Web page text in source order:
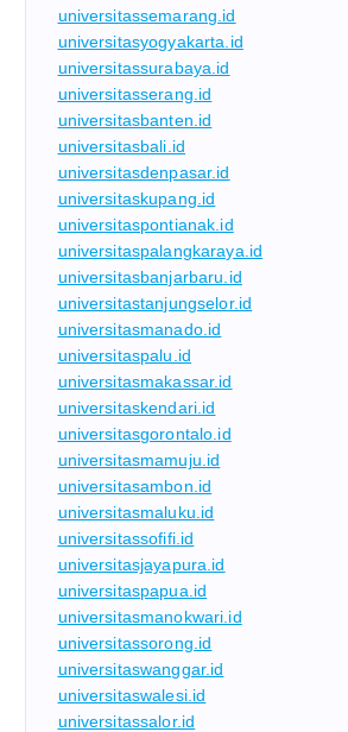
universitassemarang.id
universitasyogyakarta.id
universitassurabaya.id
universitasserang.id
universitasbanten.id
universitasbali.id
universitasdenpasar.id
universitaskupang.id
universitaspontianak.id
universitaspalangkaraya.id
universitasbanjarbaru.id
universitastanjungselor.id
universitasmanado.id
universitaspalu.id
universitasmakassar.id
universitaskendari.id
universitasgorontalo.id
universitasmamuju.id
universitasambon.id
universitasmaluku.id
universitassofifi.id
universitasjayapura.id
universitaspapua.id
universitasmanokwari.id
universitassorong.id
universitaswanggar.id
universitaswalesi.id
universitassalor.id